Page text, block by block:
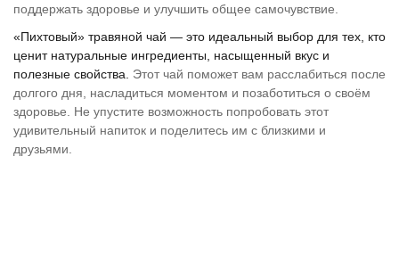
поддержать здоровье и улучшить общее самочувствие.
«Пихтовый» травяной чай — это идеальный выбор для тех, кто
ценит натуральные ингредиенты, насыщенный вкус и
полезные свойства.
Этот чай поможет вам расслабиться после
долгого дня, насладиться моментом и позаботиться о своём
здоровье. Не упустите возможность попробовать этот
удивительный напиток и поделитесь им с близкими и
друзьями.